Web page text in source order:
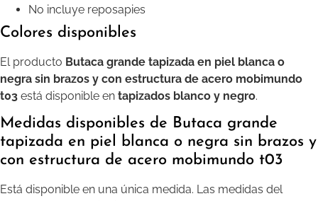
No incluye reposapies
Colores disponibles
El producto Butaca grande tapizada en piel blanca o
negra sin brazos y con estructura de acero mobimundo
t03 está disponible en tapizados blanco y negro.
Medidas disponibles de Butaca grande
tapizada en piel blanca o negra sin brazos y
con estructura de acero mobimundo t03
Está disponible en una única medida. Las medidas del